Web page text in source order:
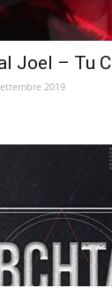
Joel – Tu
2019